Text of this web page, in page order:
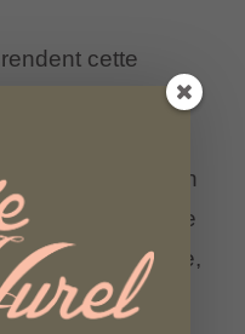
cette
passage à la
bien plus qu’un
Elle marque
de rythme,